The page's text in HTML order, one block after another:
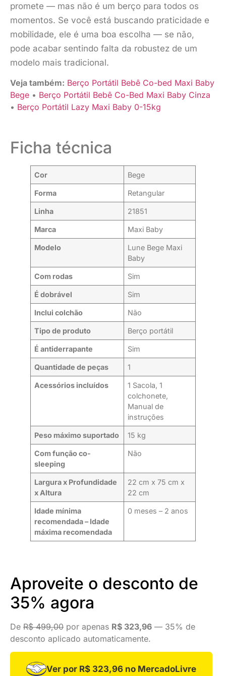
promete — mas não é um berço para todos os
momentos. Se você está buscando praticidade e
mobilidade, ele é uma boa escolha — se não,
pode acabar sentindo falta da robustez de um
modelo mais tradicional.
Veja também: Berço Portátil Bebê Co-bed Maxi Baby
Bege • Berço Portátil Bebê Co-Bed Maxi Baby Cinza
• Berço Portátil Lazy Maxi Baby 0-15kg
Ficha técnica
Cor Bege
Forma Retangular
Linha 21851
Marca Maxi Baby
Modelo
Lune Bege Maxi
Baby
Com rodas Sim
É dobrável Sim
Inclui colchão Não
Tipo de produto Berço portátil
É antiderrapante Sim
Quantidade de peças 1
Acessórios incluídos
1 Sacola, 1
colchonete,
Manual de
instruções
Peso máximo suportado 15 kg
Com função co-
sleeping
Não
Largura x Profundidade
x Altura
22 cm x 75 cm x
22 cm
Idade mínima
recomendada – Idade
máxima recomendada
0 meses – 2 anos
Aproveite o desconto de
35% agora
De R$ 499,00 por apenas R$ 323,96 — 35% de
desconto aplicado automaticamente.
Ver por R$ 323,96 no MercadoLivre